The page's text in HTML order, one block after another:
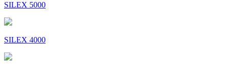
SILEX 5000
SILEX 4000